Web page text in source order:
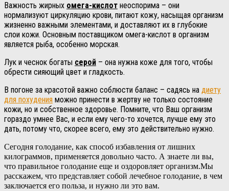
Важность жирных омега-кислот неоспорима – они
нормализуют циркуляцию крови, питают кожу, насыщая организм
жизненно важными элементами, и доставляют их в глубокие
слои кожи. Основным поставщиком омега-кислот в организм
является рыба, особенно морская.
Лук и чеснок богаты серой – она нужна коже для того, чтобы
обрести сияющий цвет и гладкость.
В погоне за красотой важно соблюсти баланс – садясь на диету
для похудения можно принести в жертву не только состояние
кожи, но и собственное здоровье. Помните, что Ваш организм
гораздо умнее Вас, и если ему чего-то хочется, лучше ему это
дать, потому что, скорее всего, ему это действительно нужно.
Сегодня голодание, как способ избавления от лишних
килограммов, применяется довольно часто. А знаете ли вы,
что правильное голодание еще и оздоровляет организм.Мы
расскажем, что представляет собой лечебное голодание, в чем
заключается его польза, и нужно ли это вам.